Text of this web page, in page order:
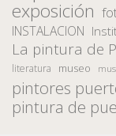
exposición
INSTALACION
La pintura de
literatura museo
pintores
pintura de